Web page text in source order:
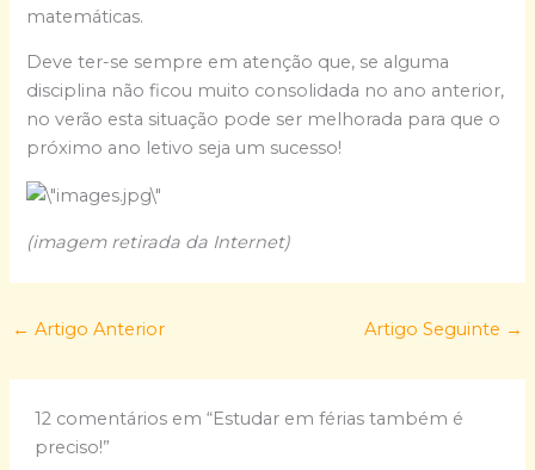
matemáticas.
Deve ter-se sempre em atenção que, se alguma
disciplina não ficou muito consolidada no ano anterior,
no verão esta situação pode ser melhorada para que o
próximo ano letivo seja um sucesso!
(imagem retirada da Internet)
← Artigo Anterior Artigo Seguinte →
12 comentários em “Estudar em férias também é
preciso!”